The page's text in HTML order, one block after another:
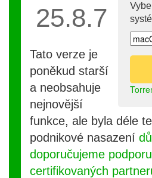
25.8.7
Tato verze je
poněkud starší
a neobsahuje
nejnovější
funkce, ale byla déle
podnikové nasazení
doporučujeme
certifikovaných